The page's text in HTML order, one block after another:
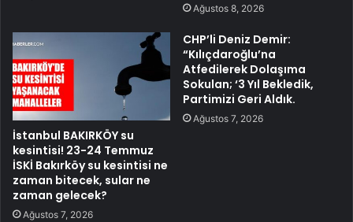
Ağustos 8, 2026
İstanbul BAKIRKÖY su
kesintisi! 23-24 Temmuz
İSKİ Bakırköy su kesintisi ne
zaman bitecek, sular ne
zaman gelecek?
Ağustos 7, 2026
CHP’li Deniz Demir:
“Kılıçdaroğlu’na
Atfedilerek Dolaşıma
Sokulan; ‘3 Yıl Bekledik,
Partimizi Geri Aldık.
Ağustos 7, 2026